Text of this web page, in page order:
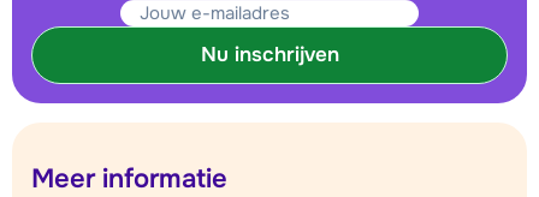
Nu inschrijven
Meer informatie